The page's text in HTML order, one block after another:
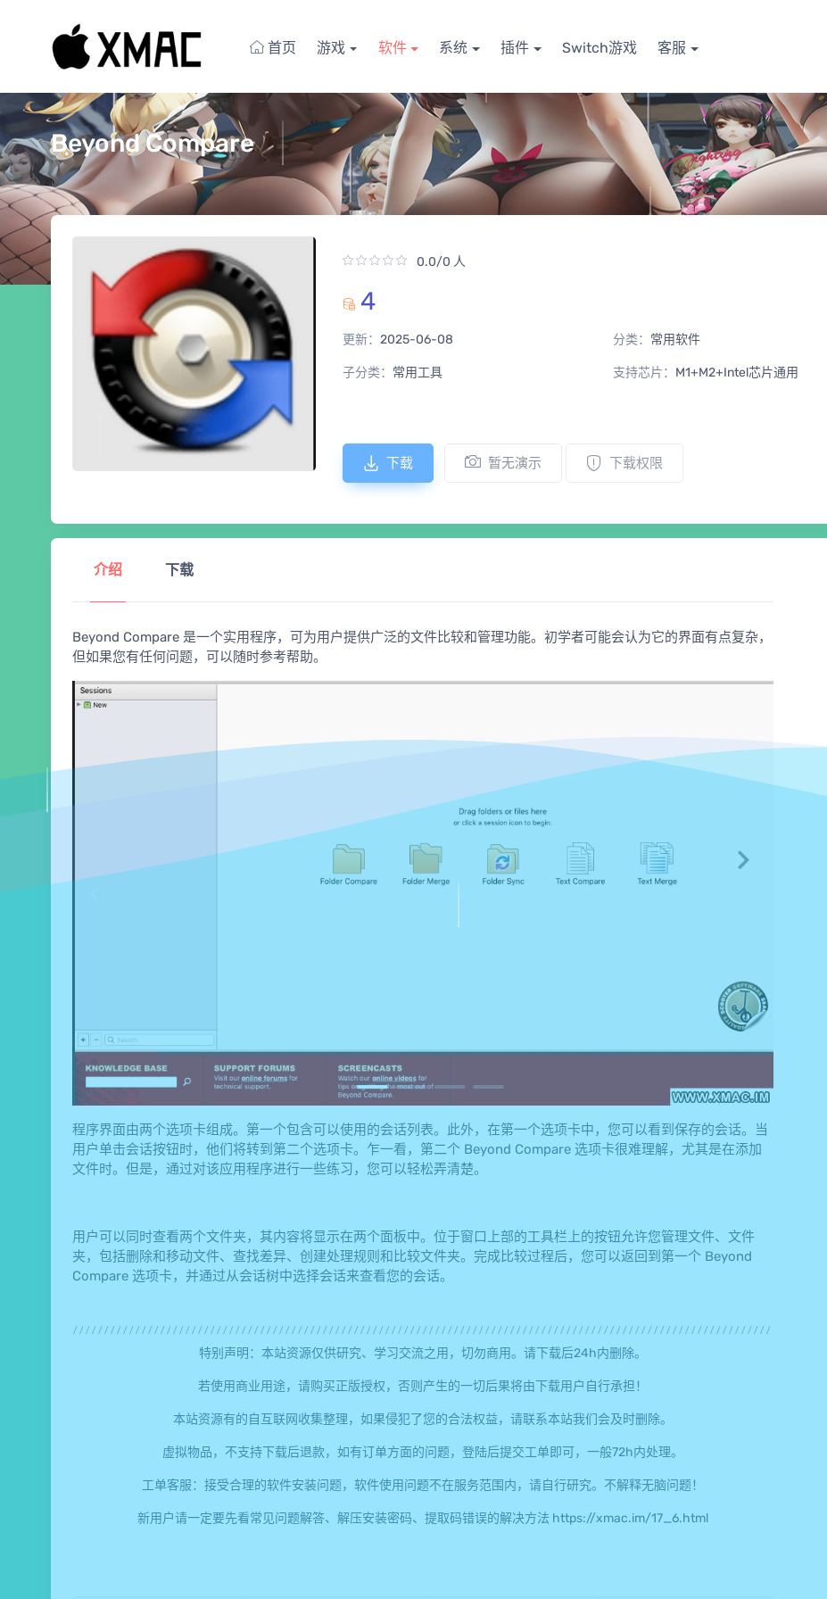
首页 游戏 软件 系统 插件 Switch游戏 客服
Beyond Compare
0.0/0 人
4
更新： 2025-06-08 分类： 常用软件
子分类： 常用工具 支持芯片： M1+M2+Intel芯片通用
下载 暂无演示 下载权限
介绍 下载
Beyond Compare 是一个实用程序，可为用户提供广泛的文件比较和管理功能。初学者可能会认为它的界面有点复杂，
但如果您有任何问题，可以随时参考帮助。
程序界面由两个选项卡组成。第一个包含可以使用的会话列表。此外，在第一个选项卡中，您可以看到保存的会话。当
用户单击会话按钮时，他们将转到第二个选项卡。乍一看，第二个 Beyond Compare 选项卡很难理解，尤其是在添加
文件时。但是，通过对该应用程序进行一些练习，您可以轻松弄清楚。
用户可以同时查看两个文件夹，其内容将显示在两个面板中。位于窗口上部的工具栏上的按钮允许您管理文件、文件
夹，包括删除和移动文件、查找差异、创建处理规则和比较文件夹。完成比较过程后，您可以返回到第一个 Beyond
Compare 选项卡，并通过从会话树中选择会话来查看您的会话。
特别声明：本站资源仅供研究、学习交流之用，切勿商用。请下载后24h内删除。
若使用商业用途，请购买正版授权，否则产生的一切后果将由下载用户自行承担！
本站资源有的自互联网收集整理，如果侵犯了您的合法权益，请联系本站我们会及时删除。
虚拟物品，不支持下载后退款，如有订单方面的问题，登陆后提交工单即可，一般72h内处理。
工单客服：接受合理的软件安装问题，软件使用问题不在服务范围内，请自行研究。不解释无脑问题！
新用户请一定要先看常见问题解答、解压安装密码、提取码错误的解决方法 https://xmac.im/17_6.html